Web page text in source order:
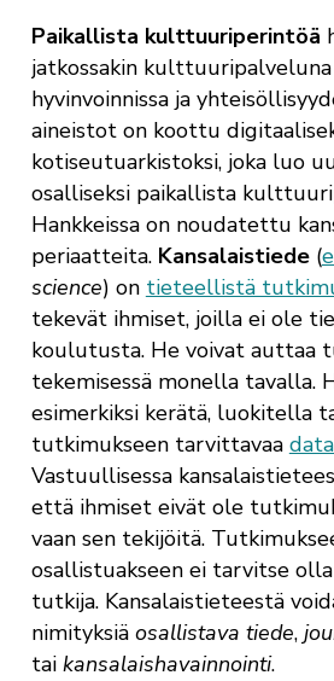
Paikallista kulttuuriperintöä
jatkossakin kulttuuripalveluna
hyvinvoinnissa ja
aineistot on koottu
kotiseutuarkistoksi, joka luo
osalliseksi paikallista
Hankkeissa on noudatettu
periaatteita. Kansalaistiede(
science) on tieteellistä
tekevät ihmiset, joilla ei ole
koulutusta. He voivat auttaa
tekemisessä monella tavalla.
esimerkiksi kerätä, luokitella
tutkimukseen tarvittavaa
Vastuullisessa
että ihmiset eivät ole
vaan sen tekijöitä.
osallistuakseen ei tarvitse
tutkija. Kansalaistieteestä
nimityksiä osallistava tiede,
tai kansalaishavainnointi.